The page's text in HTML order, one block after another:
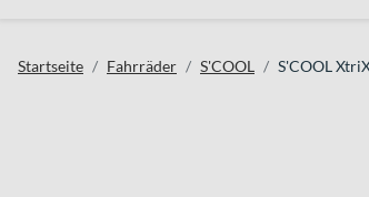
Startseite Fahrräder S'COOL S'COOL